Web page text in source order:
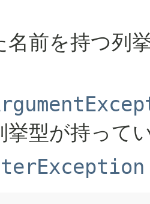
名前を持つ列
挙型が持って